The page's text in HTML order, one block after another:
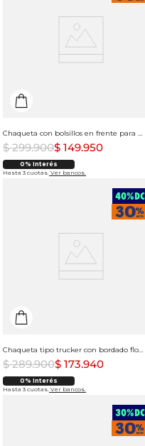
Chaqueta con bolsillos en frente para mujer
$ 299.900$ 149.950
0% Interés
Hasta 3 cuotas. Ver bancos.
Chaqueta tipo trucker con bordado floral para mujer
$ 289.900$ 173.940
0% Interés
Hasta 3 cuotas. Ver bancos.